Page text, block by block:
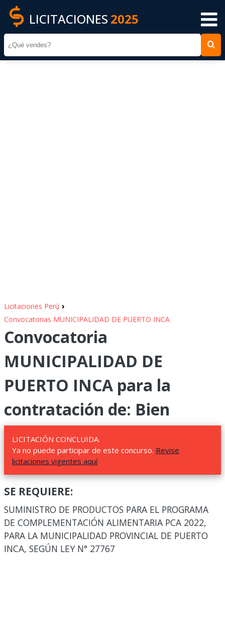
LICITACIONES 2025
Licitaciones Perú ›
Convocatorias MUNICIPALIDAD DE PUERTO INCA
Convocatoria
MUNICIPALIDAD DE
PUERTO INCA para la
contratación de: Bien
LICITACIÓN CONCLUIDA.
Ya no puede participar de este concurso. Revise
licitaciones vigentes aquí
SE REQUIERE:
SUMINISTRO DE PRODUCTOS PARA EL PROGRAMA
DE COMPLEMENTACIÓN ALIMENTARIA PCA 2022,
PARA LA MUNICIPALIDAD PROVINCIAL DE PUERTO
INCA, SEGÚN LEY N° 27767